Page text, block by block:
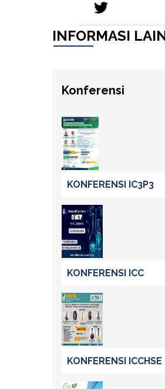
INFORMASI
Konferensi
KONFERENSI IC3P3
KONFERENSI ICC
KONFERENSI ICCHSE